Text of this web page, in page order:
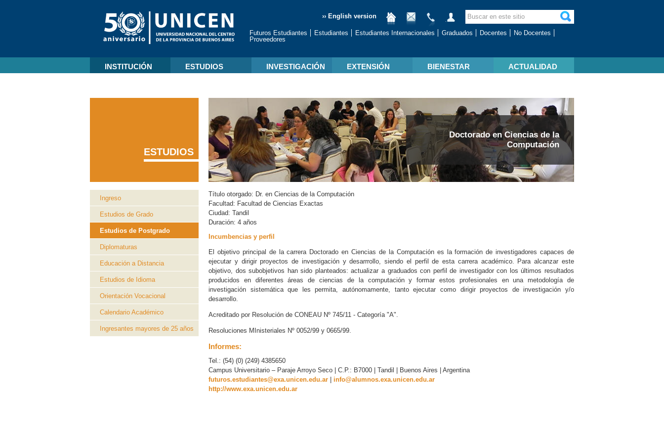
›› English version
Futuros Estudiantes Estudiantes Estudiantes Internacionales Graduados Docentes
No Docentes
Proveedores
INSTITUCIÓN ESTUDIOS INVESTIGACIÓN EXTENSIÓN BIENESTAR ACTUALIDAD
Doctorado en Ciencias de la
Computación
Título otorgado: Dr. en Ciencias de la Computación
Facultad: Facultad de Ciencias Exactas
Ciudad: Tandil
Duración: 4 años
Incumbencias y perfil
El objetivo principal de la carrera Doctorado en Ciencias de la Computación es la formación de investigadores capaces de
ejecutar y dirigir proyectos de investigación y desarrrollo, siendo el perfil de esta carrera académico. Para alcanzar este
objetivo, dos subobjetivos han sido planteados: actualizar a graduados con perfil de investigador con los últimos resultados
producidos en diferentes áreas de ciencias de la computación y formar estos profesionales en una metodología de
investigación sistemática que les permita, autónomamente, tanto ejecutar como dirigir proyectos de investigación y/o
desarrollo.
Acreditado por Resolución de CONEAU Nº 745/11 - Categoría "A".
Resoluciones MInisteriales Nº 0052/99 y 0665/99.
Informes:
Tel.: (54) (0) (249) 4385650
Campus Universitario – Paraje Arroyo Seco | C.P.: B7000 | Tandil | Buenos Aires | Argentina
futuros.estudiantes@exa.unicen.edu.ar
info@alumnos.exa.unicen.edu.ar
http://www.exa.unicen.edu.ar
ESTUDIOS
Ingreso
Estudios de Grado
Estudios de Postgrado
Diplomaturas
Educación a Distancia
Estudios de Idioma
Orientación Vocacional
Calendario Académico
Ingresantes mayores de 25 años